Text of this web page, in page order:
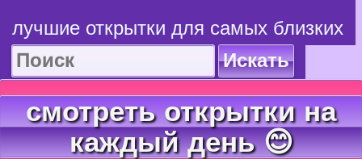
лучшие открытки для самых близких
Искать
смотреть открытки на
каждый день 😊